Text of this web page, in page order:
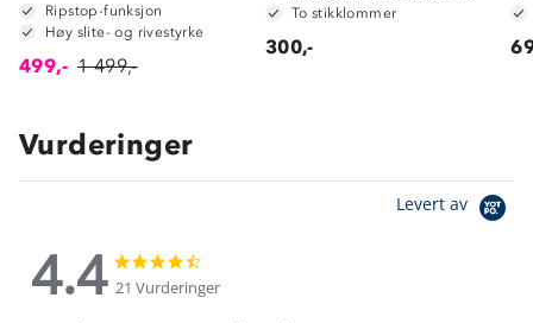
Ripstop-funksjon
Høy slite- og rivestyrke
499,- 1 499,-
To stikklommer
300,-
Vurderinger
Levert av
4.4
4.4
star
rating
star
rating
21 Vurderinger